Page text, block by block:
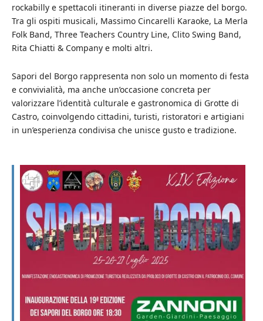
rockabilly e spettacoli itineranti in diverse piazze del borgo.
Tra gli ospiti musicali, Massimo Cincarelli Karaoke, La Merla
Folk Band, Three Teachers Country Line, Clito Swing Band,
Rita Chiatti & Company e molti altri.
Sapori del Borgo rappresenta non solo un momento di festa
e convivialità, ma anche un’occasione concreta per
valorizzare l’identità culturale e gastronomica di Grotte di
Castro, coinvolgendo cittadini, turisti, ristoratori e artigiani
in un’esperienza condivisa che unisce gusto e tradizione.